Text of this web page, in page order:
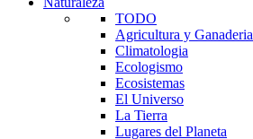
TODO
Agricultura y Ganaderia
Climatologia
Ecologismo
Ecosistemas
El Universo
La Tierra
Lugares del Planeta